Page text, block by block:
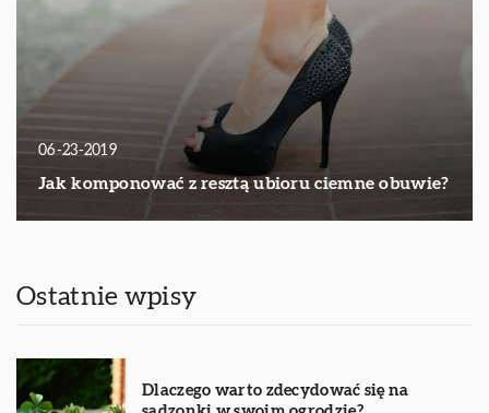
06-23-2019
Jak komponować z resztą ubioru ciemne obuwie?
Ostatnie wpisy
Dlaczego warto zdecydować się na